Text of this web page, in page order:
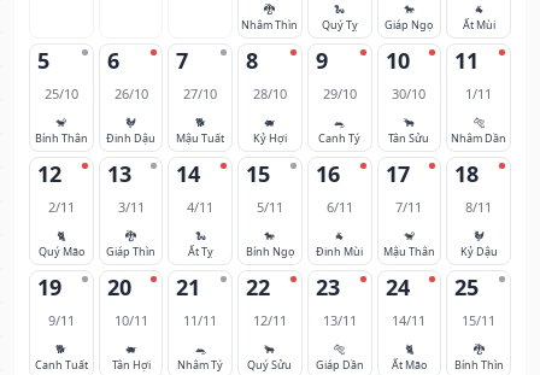
🐉
Nhâm Thìn
🐍
Quý Tỵ
🐎
Giáp Ngọ
🐐
Ất Mùi
5
25/10
🐒
Bính Thân
6
26/10
🐓
Đinh Dậu
7
27/10
🐕
Mậu Tuất
8
28/10
🐖
Kỷ Hợi
9
29/10
🐀
Canh Tý
10
30/10
🐂
Tân Sửu
11
1/11
🐅
Nhâm Dần
12
2/11
🐈
Quý Mão
13
3/11
🐉
Giáp Thìn
14
4/11
🐍
Ất Tỵ
15
5/11
🐎
Bính Ngọ
16
6/11
🐐
Đinh Mùi
17
7/11
🐒
Mậu Thân
18
8/11
🐓
Kỷ Dậu
19
9/11
🐕
Canh Tuất
20
10/11
🐖
Tân Hợi
21
11/11
🐀
Nhâm Tý
22
12/11
🐂
Quý Sửu
23
13/11
🐅
Giáp Dần
24
14/11
🐈
Ất Mão
25
15/11
🐉
Bính Thìn